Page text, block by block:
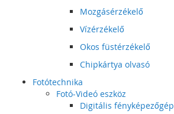
Mozgásérzékelő
Vízérzékelő
Okos füstérzékelő
Chipkártya olvasó
Fotótechnika
Fotó-Videó eszköz
Digitális fényképezőgép